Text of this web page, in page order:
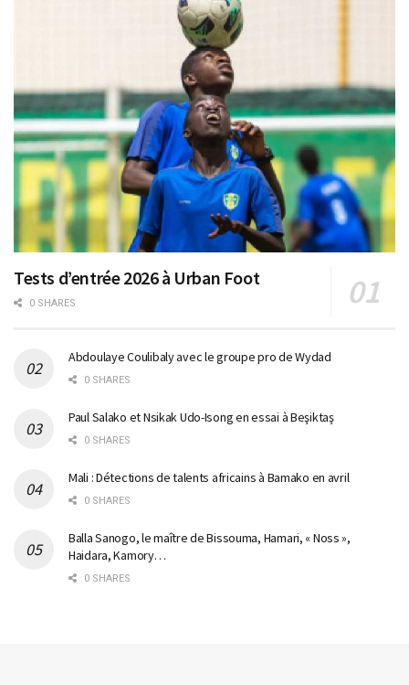
Tests d’entrée 2026 à Urban Foot
0 SHARES
Abdoulaye Coulibaly avec le groupe pro de Wydad
0 SHARES
Paul Salako et Nsikak Udo-Isong en essai à Beşiktaş
0 SHARES
Mali : Détections de talents africains à Bamako en avril
0 SHARES
Balla Sanogo, le maître de Bissouma, Hamari, « Noss »,
Haidara, Kamory…
0 SHARES